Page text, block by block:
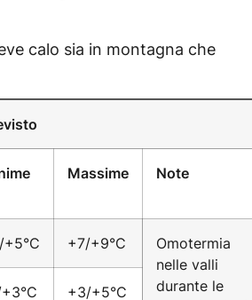
calo sia in montagna che
Massime Note
+7/+9°C
Omotermia
nelle valli
durante le
+3/+5°C